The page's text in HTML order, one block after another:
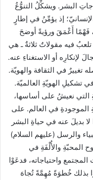
البشر. ويشكِّلُ التنوُّعُ
إذ يؤمِّنُ في إطارٍ
فَهْمًا أَعْمَقَ ورؤيةً أوضحَ
فيه مقولاتٌ ثلاثةٌ ـ هي
لإنكارِه أو الاستغناءِ عنه.
تغييرٌ في الثقافة والهويّة.
تشكيلِ الهويّةِ العالميّة.
التي نعيشُ على أساسها،
الموجودةِ في العالم. على
بديلَ عنه في حياةِ البشر
والرسل (عليهم السلام)
المحبّةِ والأُلْفَةِ في
واحتياجاته، فدعَوْا
بذلك خُطوَةً مُهِمَّةً تُجاهَ